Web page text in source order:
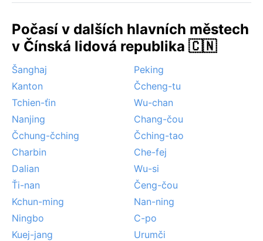
pouště Gobi – tehdy se vyplatí mít po ruce roušku a
brýle.
Počasí v dalších hlavních městech
v Čínská lidová republika 🇨🇳
Šanghaj
Peking
Kanton
Čcheng-tu
Tchien-ťin
Wu-chan
Nanjing
Chang-čou
Čchung-čching
Čching-tao
Charbin
Che-fej
Dalian
Wu-si
Ťi-nan
Čeng-čou
Kchun-ming
Nan-ning
Ningbo
C-po
Kuej-jang
Urumči